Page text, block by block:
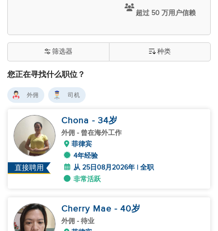
超过 50 万用户信赖
您正在寻找什么职位？
筛选器 种类
外佣 司机
直接聘用
Chona - 34岁
外佣 - 曾在海外工作
菲律宾
4年经验
从 25日08月2026年 | 全职
非常活跃
Cherry Mae - 40岁
外佣 - 待业